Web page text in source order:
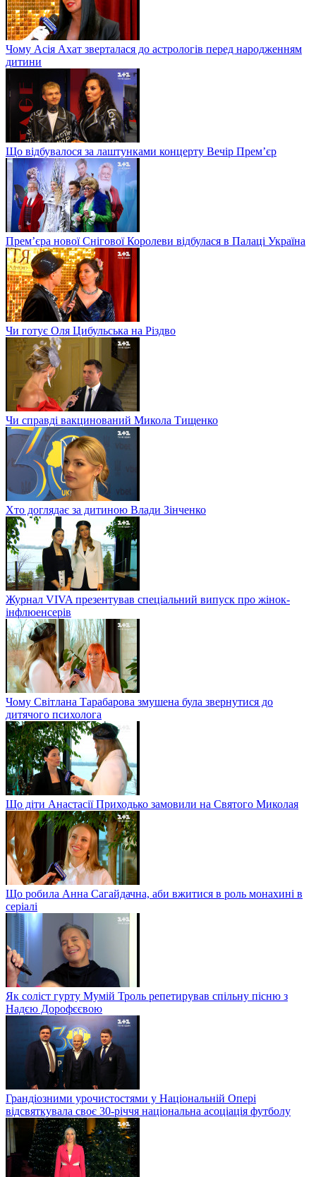
Чому Асія Ахат зверталася до астрологів перед народженням
дитини
Що відбувалося за лаштунками концерту Вечір Прем’єр
Прем’єра нової Снігової Королеви відбулася в Палаці Україна
Чи готує Оля Цибульська на Різдво
Чи справді вакцинований Микола Тищенко
Хто доглядає за дитиною Влади Зінченко
Журнал VIVA презентував спеціальний випуск про жінок-
інфлюенсерів
Чому Світлана Тарабарова змушена була звернутися до
дитячого психолога
Що діти Анастасії Приходько замовили на Святого Миколая
Що робила Анна Сагайдачна, аби вжитися в роль монахині в
серіалі
Як соліст гурту Мумій Троль репетирував спільну пісню з
Надєю Дорофєєвою
Грандіозними урочистостями у Національній Опері
відсвяткувала своє 30-річчя національна асоціація футболу